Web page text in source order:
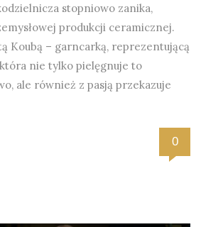
stopniowo zanika,
produkcji ceramicznej.
Koubą – garncarką, reprezentującą
nie tylko pielęgnuje to
ale również z pasją przekazuje
0